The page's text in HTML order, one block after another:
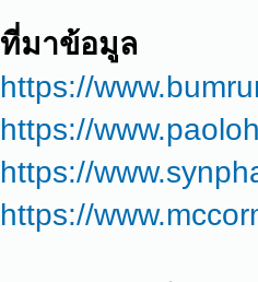
ที่มาข้อมูล
https://
https://
https://
https://